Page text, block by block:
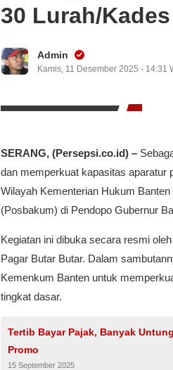
30 Lurah/Kades
Admin
Kamis, 11 Desember 2025 - 14:31
SERANG, (Persepsi.co.id) –
dan memperkuat kapasitas aparatur
Wilayah Kementerian Hukum
(Posbakum) di Pendopo Gubernur
Kegiatan ini dibuka secara resmi
Pagar Butar Butar. Dalam
Kemenkum Banten untuk
tingkat dasar.
Tertib Bayar Pajak, Banyak
Promo
15 September 2025